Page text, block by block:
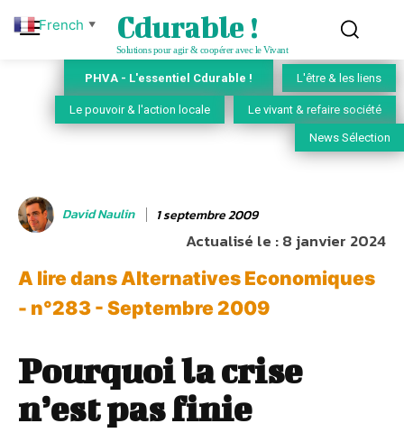
Cdurable !
Solutions pour agir & coopérer avec le Vivant
PHVA - L'essentiel Cdurable ! L'être & les liens
Le pouvoir & l'action locale Le vivant & refaire société
News Sélection
David Naulin 1 septembre 2009
Actualisé le :8 janvier 2024
A lire dans Alternatives Economiques
- n°283 - Septembre 2009
Pourquoi la crise
n’est pas finie
French ▼